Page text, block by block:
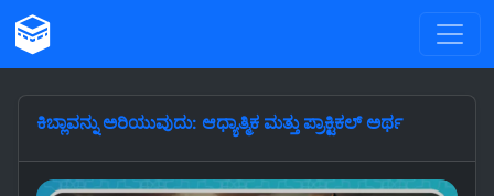
ಕಿಬ್ಲಾವನ್ನು ಅರಿಯುವುದು: ಆಧ್ಯಾತ್ಮಿಕ ಮತ್ತು ಪ್ರಾಕ್ಟಿಕಲ್ ಅರ್ಥ